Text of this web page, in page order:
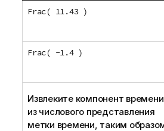
Frac( 11.43 )
Frac( -1.4 )
Извлеките компонент времени
из числового представления
метки времени, таким